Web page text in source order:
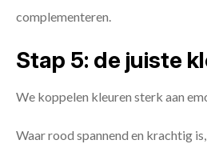
complementeren.
Stap 5: de juiste
We koppelen kleuren sterk aan
Waar rood spannend en krachtig